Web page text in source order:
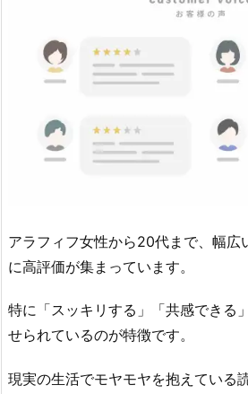
アラフィフ女性から20代まで、幅広
に高評価が集まっています。
特に「スッキリする」「共感できる
せられているのが特徴です。
現実の生活でモヤモヤを抱えている